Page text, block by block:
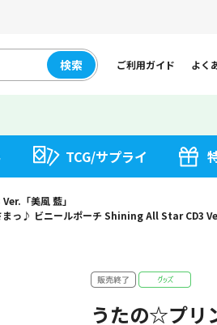
検索 ご利用ガイド よく
TCG/サプライ
「美風 藍」
っ♪ ビニールポーチ Shining All Star CD3
うたの☆プリ